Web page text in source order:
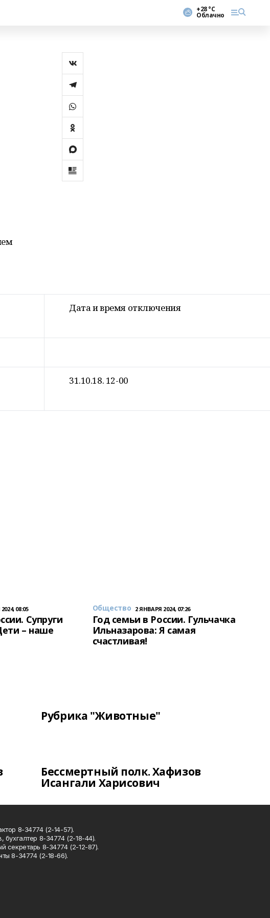
+28 °С
Облачно
Дата и время отключения
31.10.18. 12-00
08:05
Супруги
– наше
Общество 2 ЯНВАРЯ 2024, 07:26
Год семьи в России. Гульчачка
Ильназарова: Я самая
счастливая!
Рубрика "Животные"
Бессмертный полк. Хафизов
Исангали Харисович
8-34774 (2-14-57).
бухгалтер 8-34774 (2-18-44).
секретарь 8-34774 (2-12-87).
8-34774 (2-18-66).